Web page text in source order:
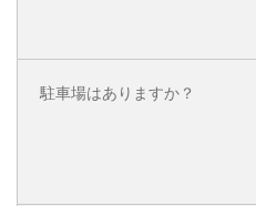
駐車場はありますか？